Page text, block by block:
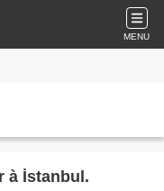
MENU
à İstanbul.